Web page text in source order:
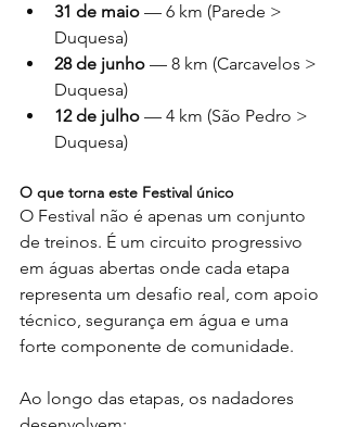
31 de maio — 6 km (Parede >
Duquesa)
28 de junho — 8 km (Carcavelos >
Duquesa)
12 de julho — 4 km (São Pedro >
Duquesa)
O que torna este Festival único
O Festival não é apenas um conjunto
de treinos. É um circuito progressivo
em águas abertas onde cada etapa
representa um desafio real, com apoio
técnico, segurança em água e uma
forte componente de comunidade.
Ao longo das etapas, os nadadores